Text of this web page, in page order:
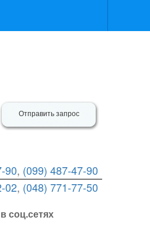
Отправить запрос
90, (099) 487-47-90
02, (048) 771-77-50
соц.сетях